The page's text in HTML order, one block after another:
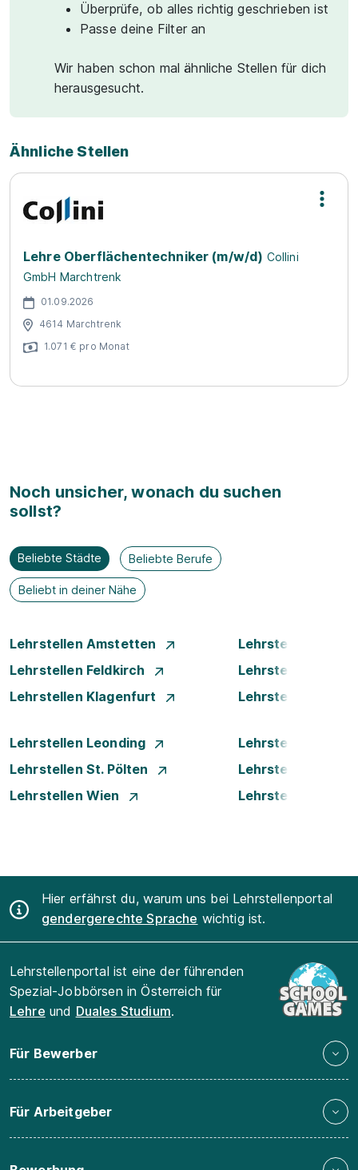
Überprüfe, ob alles richtig geschrieben ist
Passe deine Filter an
Wir haben schon mal ähnliche Stellen für dich
herausgesucht.
Ähnliche Stellen
Lehre Oberflächentechniker (m/w/d) Collini
GmbH Marchtrenk
01.09.2026
4614 Marchtrenk
1.071 € pro Monat
Noch unsicher, wonach du suchen
sollst?
Beliebte Städte Beliebte Berufe
Beliebt in deiner Nähe
Lehrstellen Amstetten
Lehrstellen
Lehrstellen Feldkirch
Lehrstellen Graz
Lehrstellen Klagenfurt
Lehrstellen
Lehrstellen Leonding
Lehrstellen Linz
Lehrstellen St. Pölten
Lehrstellen Steyr
Lehrstellen Wien
Lehrstellen
Hier erfährst du, warum uns bei Lehrstellenportal
gendergerechte Sprache wichtig ist.
Lehrstellenportal ist eine der führenden
Spezial-Jobbörsen in Österreich für
Lehre und Duales Studium.
Für Bewerber
Für Arbeitgeber